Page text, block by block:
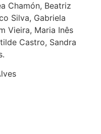
Chamón, Beatriz
Silva, Gabriela
Vieira, Maria Inês
Castro, Sandra